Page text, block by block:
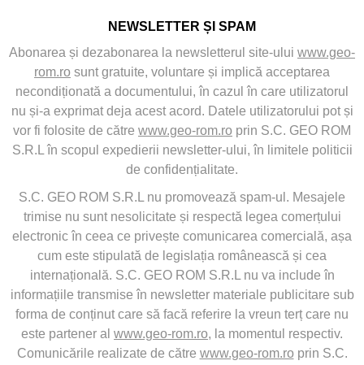
NEWSLETTER ȘI SPAM
Abonarea și dezabonarea la newsletterul site-ului www.geo-
rom.ro sunt gratuite, voluntare și implică acceptarea
necondiționată a documentului, în cazul în care utilizatorul
nu și-a exprimat deja acest acord. Datele utilizatorului pot și
vor fi folosite de către www.geo-rom.ro prin S.C. GEO ROM
S.R.L în scopul expedierii newsletter-ului, în limitele politicii
de confidențialitate.
S.C. GEO ROM S.R.L nu promovează spam-ul. Mesajele
trimise nu sunt nesolicitate și respectă legea comerțului
electronic în ceea ce privește comunicarea comercială, așa
cum este stipulată de legislația românească și cea
internațională. S.C. GEO ROM S.R.L nu va include în
informațiile transmise în newsletter materiale publicitare sub
forma de conținut care să facă referire la vreun terț care nu
este partener al www.geo-rom.ro, la momentul respectiv.
Comunicările realizate de către www.geo-rom.roprin S.C.